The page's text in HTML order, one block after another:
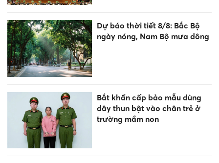
Dự báo thời tiết 8/8: Bắc Bộ
ngày nóng, Nam Bộ mưa dông
Bắt khẩn cấp bảo mẫu dùng
dây thun bật vào chân trẻ ở
trường mầm non